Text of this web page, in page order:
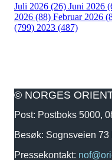
Juli 2026 (26) Juni 2026
2026 (88) Februar 2026
(799) 2023 (487)
© NORGES
Post: Postboks 5000,
Besøk: Sognsveien
Pressekontakt: